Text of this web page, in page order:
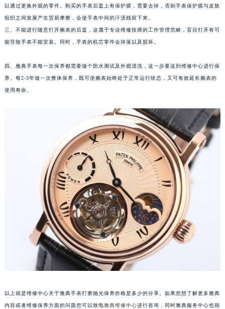
以通过更换外观的零件。刚买的手表后盖上有保护膜，需要去掉，否则手表保护膜与皮肤
组织之间发展产生贸易摩擦，会使手表中间的汗渍残留下来。
三、不能进行随意打开腕表的后盖，这属于专业维修技师的工作管理范畴，盲目打开有可
能导致手表不能安装。同时，手表的机芯零件会掉落以及损坏。
四、雅典手表每一次保养都需要做个防水测试及外观清洗，这一步要送到维修中心进行保
养。每2-3年做一次整体保养，既可使腕表始终处于正常运行状态，又可有效延长腕表的
使用寿命。
以上就是维修中心关于雅典手表打磨抛光保养价格是多少的分享。如果您想了解更多雅典
内容或者维修保养方面的问题您可以致电雅典维修中心进行咨询，同时雅典服务中心也很